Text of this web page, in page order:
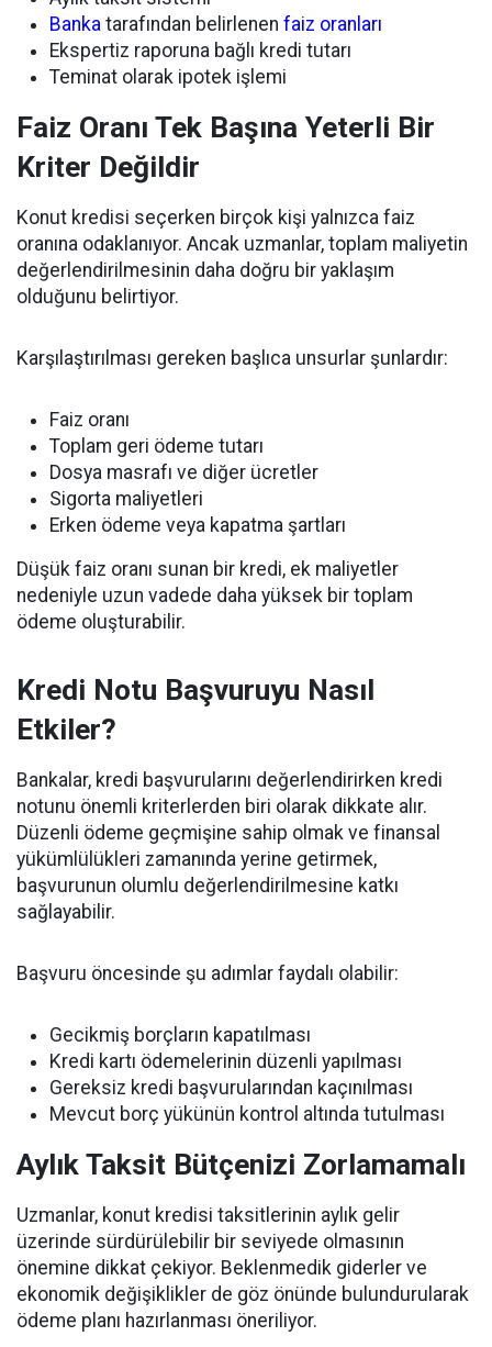
Banka tarafından belirlenen faiz oranları
Ekspertiz raporuna bağlı kredi tutarı
Teminat olarak ipotek işlemi
Faiz Oranı Tek Başına Yeterli Bir
Kriter Değildir
Konut kredisi seçerken birçok kişi yalnızca faiz
oranına odaklanıyor. Ancak uzmanlar, toplam maliyetin
değerlendirilmesinin daha doğru bir yaklaşım
olduğunu belirtiyor.
Karşılaştırılması gereken başlıca unsurlar şunlardır:
Faiz oranı
Toplam geri ödeme tutarı
Dosya masrafı ve diğer ücretler
Sigorta maliyetleri
Erken ödeme veya kapatma şartları
Düşük faiz oranı sunan bir kredi, ek maliyetler
nedeniyle uzun vadede daha yüksek bir toplam
ödeme oluşturabilir.
Kredi Notu Başvuruyu Nasıl
Etkiler?
Bankalar, kredi başvurularını değerlendirirken kredi
notunu önemli kriterlerden biri olarak dikkate alır.
Düzenli ödeme geçmişine sahip olmak ve finansal
yükümlülükleri zamanında yerine getirmek,
başvurunun olumlu değerlendirilmesine katkı
sağlayabilir.
Başvuru öncesinde şu adımlar faydalı olabilir:
Gecikmiş borçların kapatılması
Kredi kartı ödemelerinin düzenli yapılması
Gereksiz kredi başvurularından kaçınılması
Mevcut borç yükünün kontrol altında tutulması
Aylık Taksit Bütçenizi Zorlamamalı
Uzmanlar, konut kredisi taksitlerinin aylık gelir
üzerinde sürdürülebilir bir seviyede olmasının
önemine dikkat çekiyor. Beklenmedik giderler ve
ekonomik değişiklikler de göz önünde bulundurularak
ödeme planı hazırlanması öneriliyor.